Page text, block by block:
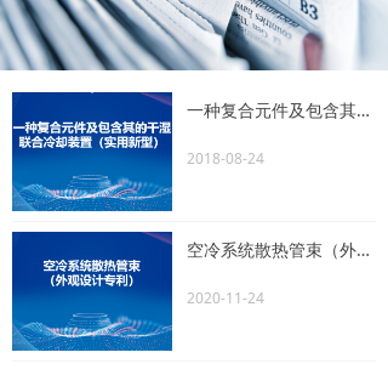
资质荣誉
新闻资讯
科研创新
联系我们
一种复合元件及包含其的干湿联合冷却装置（实用新型）
2018-08-24
空冷系统散热管束（外观设计专利）
2020-11-24